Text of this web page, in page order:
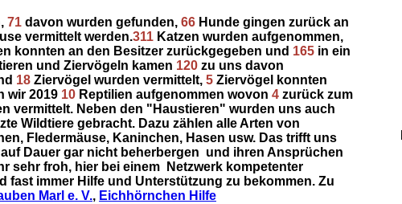
71 davon wurden gefunden, 66 Hunde gingen zurück an
vermittelt werden.311 Katzen wurden aufgenommen,
konnten an den Besitzer zurückgegeben und 165 in ein
und Ziervögeln kamen 120 zu uns davon
18 Ziervögel wurden vermittelt, 5 Ziervögel konnten
wir 2019 10 Reptilien aufgenommen wovon 4 zurück zum
vermittelt. Neben den "Haustieren" wurden uns auch
Wildtiere gebracht. Dazu zählen alle Arten von
Fledermäuse, Kaninchen, Hasen usw. Das trifft uns
Dauer gar nicht beherbergen und ihren Ansprüchen
sehr froh, hier bei einem Netzwerk kompetenter
fast immer Hilfe und Unterstützung zu bekommen. Zu
Marl e. V., Eichhörnchen Hilfe